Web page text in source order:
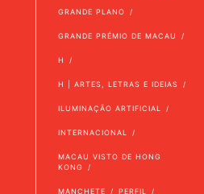
GRANDE PLANO
GRANDE PRÉMIO DE MACAU
H
H | ARTES, LETRAS E IDEIAS
ILUMINAÇÃO ARTIFICIAL
INTERNACIONAL
MACAU VISTO DE HONG
KONG
MANCHETE PERFIL